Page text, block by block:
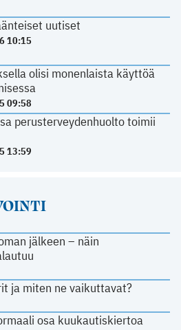
uutiset
10:15
olisi monenlaista käyttöä
09:58
perusterveydenhuolto toimii
13:59
jälkeen – näin
ja miten ne vaikuttavat?
osa kuukautiskiertoa